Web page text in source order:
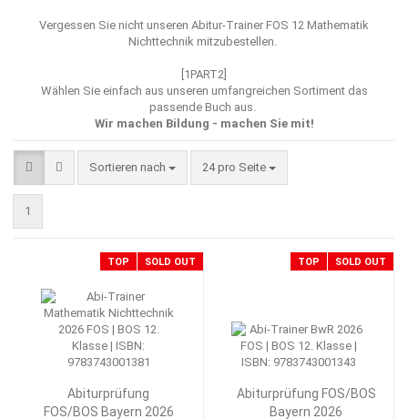
Vergessen Sie nicht unseren Abitur-Trainer FOS 12 Mathematik
Nichttechnik mitzubestellen.
[1PART2]
Wählen Sie einfach aus unseren umfangreichen Sortiment das
passende Buch aus.
Wir machen Bildung - machen Sie mit!
Sortieren nach
Sortieren nach 24 pro Seite
pro Seite
1
TOP SOLD OUT
Abiturprüfung
FOS/BOS Bayern 2026
TOP SOLD OUT
Abiturprüfung FOS/BOS
Bayern 2026